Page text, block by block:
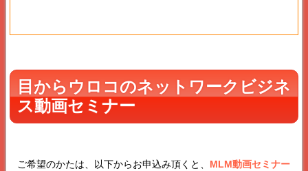
目からウロコのネットワークビジネ
ス動画セミナー
ご希望のかたは、以下からお申込み頂くと、 MLM動画セミナー